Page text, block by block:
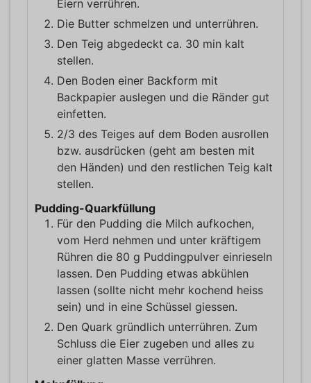
Eiern verrühren.
Die Butter schmelzen und unterrühren.
Den Teig abgedeckt ca. 30 min kalt
stellen.
Den Boden einer Backform mit
Backpapier auslegen und die Ränder gut
einfetten.
2/3 des Teiges auf dem Boden ausrollen
bzw. ausdrücken (geht am besten mit
den Händen) und den restlichen Teig kalt
stellen.
Pudding-Quarkfüllung
Für den Pudding die Milch aufkochen,
vom Herd nehmen und unter kräftigem
Rühren die 80 g Puddingpulver einrieseln
lassen. Den Pudding etwas abkühlen
lassen (sollte nicht mehr kochend heiss
sein) und in eine Schüssel giessen.
Den Quark gründlich unterrühren. Zum
Schluss die Eier zugeben und alles zu
einer glatten Masse verrühren.